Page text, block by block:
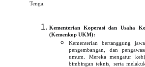
Tenga.
Kementerian Koperasi dan Usaha
(Kemenkop UKM):
Kementerian bertanggung
pengembangan, dan
umum. Mereka mengatur
bimbingan teknis, serta